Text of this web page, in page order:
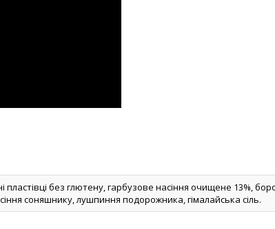
пластівці без глютену, гарбузове насіння очищене 13%,
соняшнику, лушпиння подорожника, гімалайська сіль.